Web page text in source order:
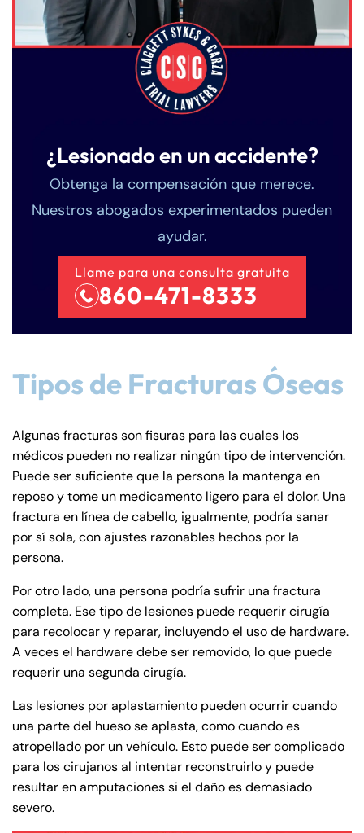
¿Lesionado en un accidente?
Obtenga la compensación que merece.
Nuestros abogados experimentados pueden
ayudar.
Llame para una consulta gratuita
860-471-8333
Tipos de Fracturas Óseas
Algunas fracturas son fisuras para las cuales los
médicos pueden no realizar ningún tipo de intervención.
Puede ser suficiente que la persona la mantenga en
reposo y tome un medicamento ligero para el dolor. Una
fractura en línea de cabello, igualmente, podría sanar
por sí sola, con ajustes razonables hechos por la
persona.
Por otro lado, una persona podría sufrir una fractura
completa. Ese tipo de lesiones puede requerir cirugía
para recolocar y reparar, incluyendo el uso de hardware.
A veces el hardware debe ser removido, lo que puede
requerir una segunda cirugía.
Las lesiones por aplastamiento pueden ocurrir cuando
una parte del hueso se aplasta, como cuando es
atropellado por un vehículo. Esto puede ser complicado
para los cirujanos al intentar reconstruirlo y puede
resultar en amputaciones si el daño es demasiado
severo.